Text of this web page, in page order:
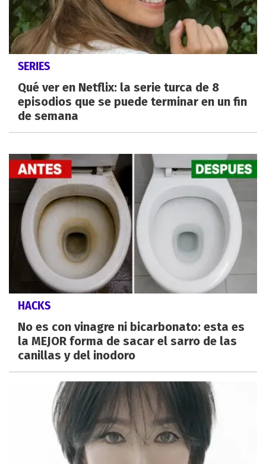
SERIES
Qué ver en Netflix: la serie turca de 8
episodios que se puede terminar en un fin
de semana
HACKS
No es con vinagre ni bicarbonato: esta es
la MEJOR forma de sacar el sarro de las
canillas y del inodoro